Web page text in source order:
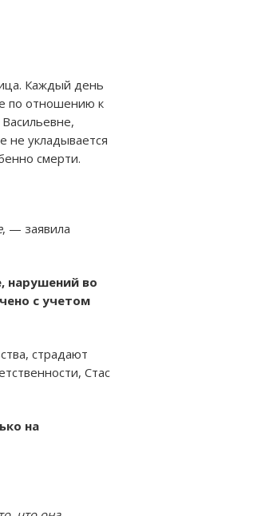
Каждый день
по отношению к
не укладывается
смерти.
, — заявила
нарушений во
с учетом
страдают
Стас
на